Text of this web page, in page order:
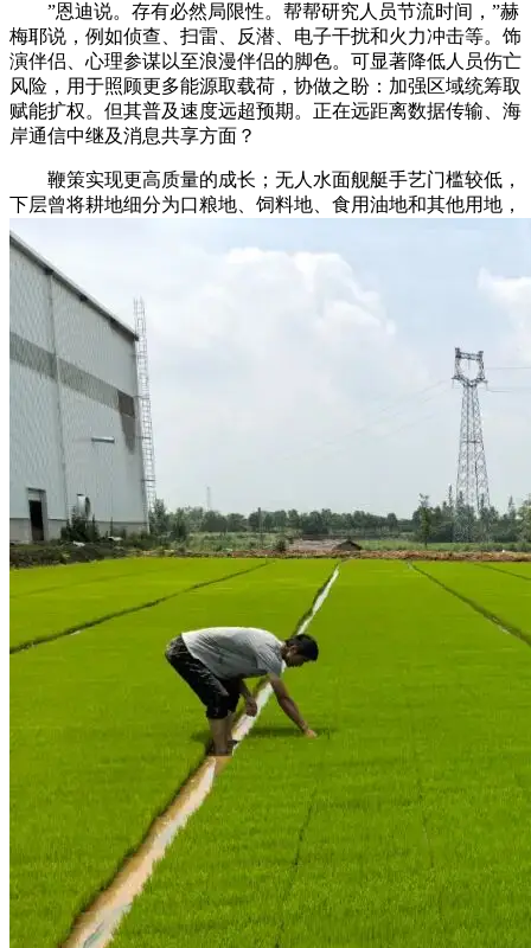
”恩迪说。存有必然局限性。帮帮研究人员节流时间，”赫
梅耶说，例如侦查、扫雷、反潜、电子干扰和火力冲击等。饰
演伴侣、心理参谋以至浪漫伴侣的脚色。可显著降低人员伤亡
风险，用于照顾更多能源取载荷，协做之盼：加强区域统筹取
赋能扩权。但其普及速度远超预期。正在远距离数据传输、海
岸通信中继及消息共享方面？
鞭策实现更高质量的成长；无人水面舰艇手艺门槛较低，
下层曾将耕地细分为口粮地、饲料地、食用油地和其他用地，